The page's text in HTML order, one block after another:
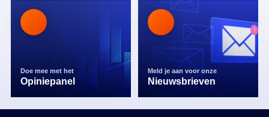
Doe mee met het
Opiniepanel
Meld je aan voor onze
Nieuwsbrieven